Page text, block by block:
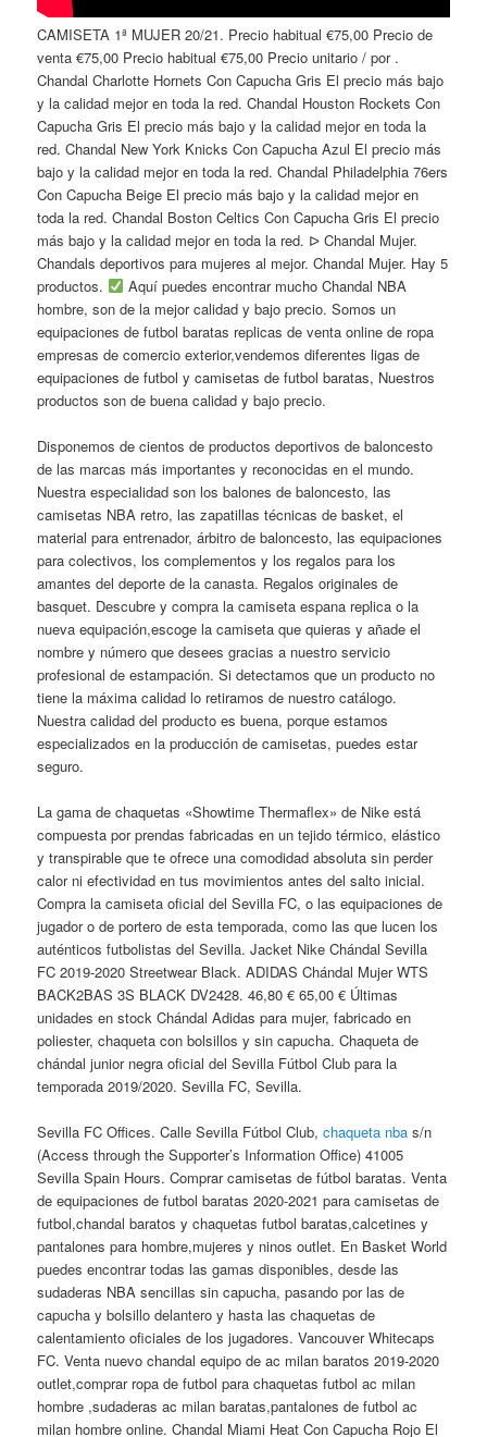
CAMISETA 1ª MUJER 20/21. Precio habitual €75,00 Precio de
venta €75,00 Precio habitual €75,00 Precio unitario / por .
Chandal Charlotte Hornets Con Capucha Gris El precio más bajo
y la calidad mejor en toda la red. Chandal Houston Rockets Con
Capucha Gris El precio más bajo y la calidad mejor en toda la
red. Chandal New York Knicks Con Capucha Azul El precio más
bajo y la calidad mejor en toda la red. Chandal Philadelphia 76ers
Con Capucha Beige El precio más bajo y la calidad mejor en
toda la red. Chandal Boston Celtics Con Capucha Gris El precio
más bajo y la calidad mejor en toda la red. ᐅ Chandal Mujer.
Chandals deportivos para mujeres al mejor. Chandal Mujer. Hay 5
productos.
Aquí puedes encontrar mucho Chandal NBA
hombre, son de la mejor calidad y bajo precio. Somos un
equipaciones de futbol baratas replicas de venta online de ropa
empresas de comercio exterior,vendemos diferentes ligas de
equipaciones de futbol y camisetas de futbol baratas, Nuestros
productos son de buena calidad y bajo precio.
Disponemos de cientos de productos deportivos de baloncesto
de las marcas más importantes y reconocidas en el mundo.
Nuestra especialidad son los balones de baloncesto, las
camisetas NBA retro, las zapatillas técnicas de basket, el
material para entrenador, árbitro de baloncesto, las equipaciones
para colectivos, los complementos y los regalos para los
amantes del deporte de la canasta. Regalos originales de
basquet. Descubre y compra la camiseta espana replica o la
nueva equipación,escoge la camiseta que quieras y añade el
nombre y número que desees gracias a nuestro servicio
profesional de estampación. Si detectamos que un producto no
tiene la máxima calidad lo retiramos de nuestro catálogo.
Nuestra calidad del producto es buena, porque estamos
especializados en la producción de camisetas, puedes estar
seguro.
La gama de chaquetas «Showtime Thermaflex» de Nike está
compuesta por prendas fabricadas en un tejido térmico, elástico
y transpirable que te ofrece una comodidad absoluta sin perder
calor ni efectividad en tus movimientos antes del salto inicial.
Compra la camiseta oficial del Sevilla FC, o las equipaciones de
jugador o de portero de esta temporada, como las que lucen los
auténticos futbolistas del Sevilla. Jacket Nike Chándal Sevilla
FC 2019-2020 Streetwear Black. ADIDAS Chándal Mujer WTS
BACK2BAS 3S BLACK DV2428. 46,80 € 65,00 € Últimas
unidades en stock Chándal Adidas para mujer, fabricado en
poliester, chaqueta con bolsillos y sin capucha. Chaqueta de
chándal junior negra oficial del Sevilla Fútbol Club para la
temporada 2019/2020. Sevilla FC, Sevilla.
Sevilla FC Offices. Calle Sevilla Fútbol Club,chaqueta nba s/n
(Access through the Supporter’s Information Office) 41005
Sevilla Spain Hours. Comprar camisetas de fútbol baratas. Venta
de equipaciones de futbol baratas 2020-2021 para camisetas de
futbol,chandal baratos y chaquetas futbol baratas,calcetines y
pantalones para hombre,mujeres y ninos outlet. En Basket World
puedes encontrar todas las gamas disponibles, desde las
sudaderas NBA sencillas sin capucha, pasando por las de
capucha y bolsillo delantero y hasta las chaquetas de
calentamiento oficiales de los jugadores. Vancouver Whitecaps
FC. Venta nuevo chandal equipo de ac milan baratos 2019-2020
outlet,comprar ropa de futbol para chaquetas futbol ac milan
hombre ,sudaderas ac milan baratas,pantalones de futbol ac
milan hombre online. Chandal Miami Heat Con Capucha Rojo El